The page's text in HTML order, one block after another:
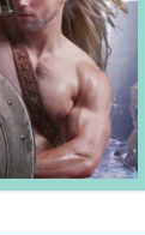
LEIA MAIS